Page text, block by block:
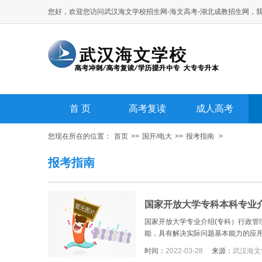
您好，欢迎您访问武汉海文学校招生网-海文高考-湖北成教招生网，
首 页 高考复读 成人高考
您现在所在的位置： 首页 >> 国开/电大 >> 报考指南 >
报考指南
国家开放大学专科本科专业
国家开放大学专业介绍(专科）行政
能，具有解决实际问题基本能力的应
时间： 2022-03-28 来源： 武汉海